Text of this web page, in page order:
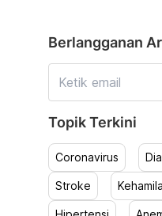
Berlangganan
Topik Terkini
Coronavirus
Stroke